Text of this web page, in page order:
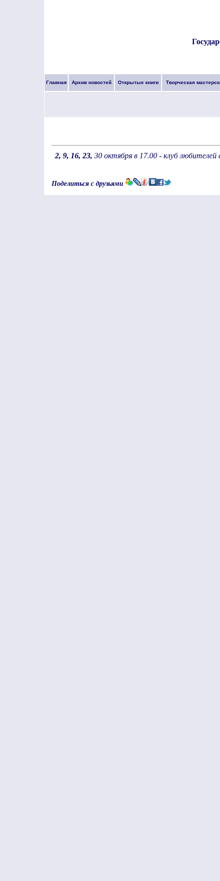
Главная Архив новостей Открытые книги Творческая
2, 9, 16, 23, 30 октября в 17.00 - клуб
Поделиться с друзьями